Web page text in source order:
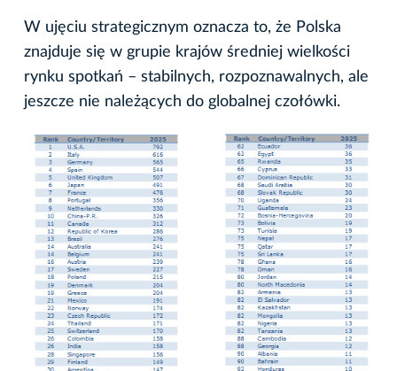
W ujęciu strategicznym oznacza to, że Polska
znajduje się w grupie krajów średniej wielkości
rynku spotkań – stabilnych, rozpoznawalnych, ale
jeszcze nie należących do globalnej czołówki.